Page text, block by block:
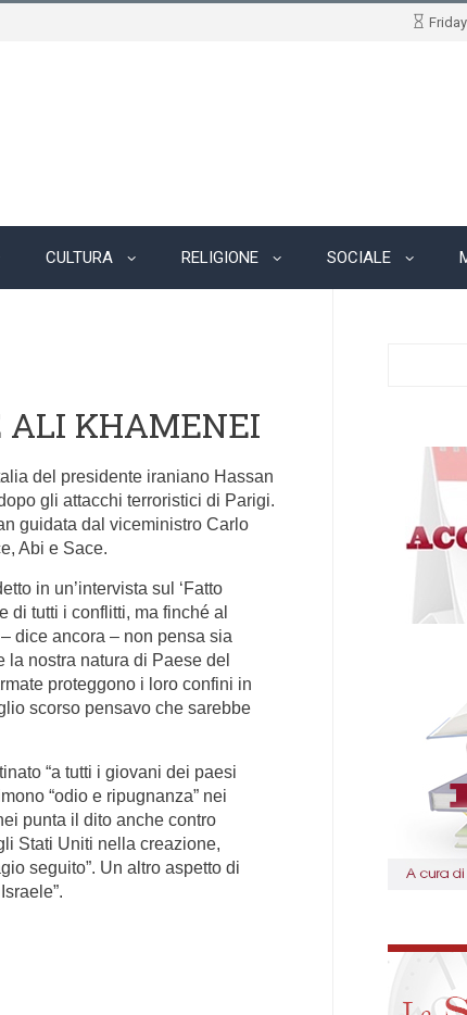
CULTURA RELIGIONE SOCIALE
ALI KHAMENEI
del presidente iraniano Hassan
gli attacchi terroristici di Parigi.
guidata dal viceministro Carlo
Abi e Sace.
in un’intervista sul ‘Fatto
di tutti i conflitti, ma finché al
dice ancora – non pensa sia
la nostra natura di Paese del
proteggono i loro confini in
scorso pensavo che sarebbe
“a tutti i giovani dei paesi
“odio e ripugnanza” nei
punta il dito anche contro
Stati Uniti nella creazione,
seguito”. Un altro aspetto di